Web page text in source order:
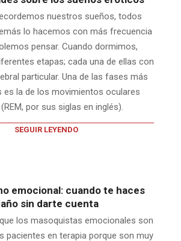
nuestros sueños, todos
lo hacemos con más frecuencia
pensar. Cuando dormimos,
etapas; cada una de ellas con
particular. Una de las fases más
es la de los movimientos oculares
por sus siglas en inglés).
SEGUIR LEYENDO
emocional: cuando te haces
sin darte cuenta
los masoquistas emocionales son
pacientes en terapia porque son muy